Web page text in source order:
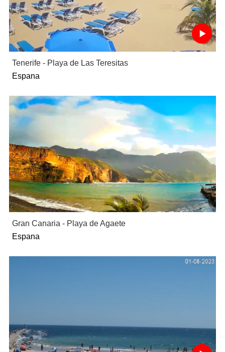
Tenerife - Playa de Las Teresitas
Espana
Gran Canaria - Playa de Agaete
Espana